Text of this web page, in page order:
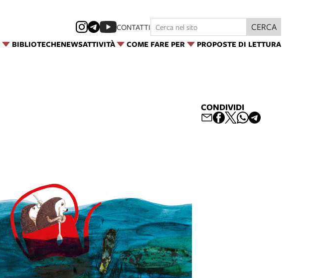
BIBLIOTECHENEWSATTIVITÀ COME FARE PER PROPOSTE DI LETTURA
CONTATTI CERCA
CONDIVIDI